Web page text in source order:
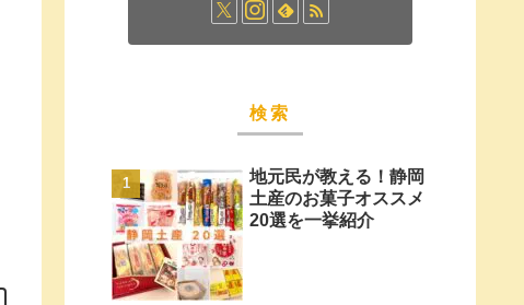
検索
地元民が教える！静岡
土産のお菓子オススメ
20選を一挙紹介